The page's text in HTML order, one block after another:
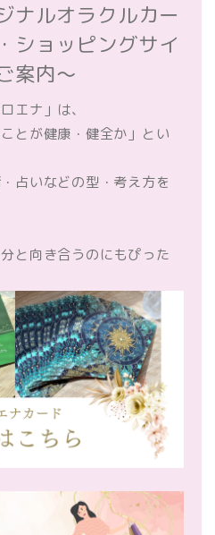
ナルオラクルカー
ショッピングサイ
案内～
エナ」は、
とが健康・健全か」とい
占いなどの型・考え方を
と向き合うのにもぴった